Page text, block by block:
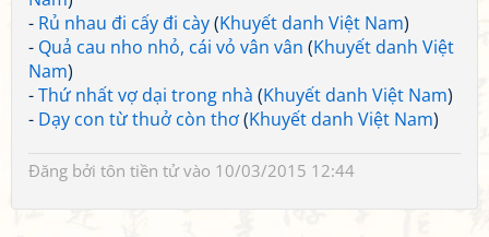
- Rủ nhau đi cấy đi cày(Khuyết danh Việt Nam)
- Quả cau nho nhỏ, cái vỏ vân vân (Khuyết danh Việt
Nam)
-Thứ nhất vợ dại trong nhà (Khuyết danh Việt Nam)
- Dạy con từ thuở còn thơ(Khuyết danh Việt Nam)
Đăng bởi tôn tiền tửvào 10/03/2015 12:44